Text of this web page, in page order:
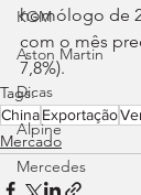
KGM
Aston Martin
Dicas
Alpine
Mercedes
homólogo de
com o mês
7,8%).
Tags:
ChinaExportação
Mercado